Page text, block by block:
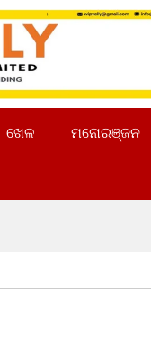
ଖେଳ ମନୋରଞ୍ଜନ